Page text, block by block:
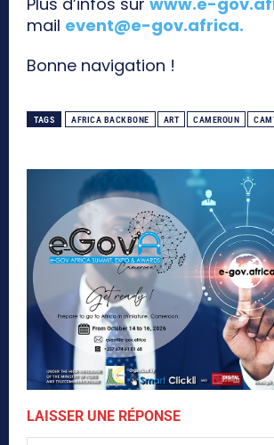
mail event@e-gov.africa.
Bonne navigation !
TAGS AFRICA BACKBONE ART CAMEROUN
LAISSER UNE RÉPONSE